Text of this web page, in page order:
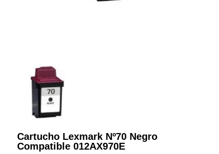
Cartucho Lexmark Nº70 Negro
Compatible 012AX970E